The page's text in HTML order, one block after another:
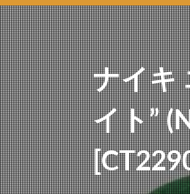
ナイキ
イト”